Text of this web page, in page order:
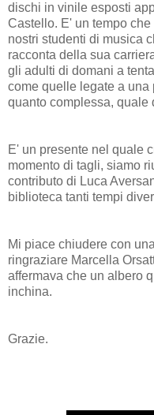
dischi in vinile esposti
Castello. E' un tempo
nostri studenti di musica
racconta della sua
gli adulti di domani a
come quelle legate a una
quanto complessa, quale
E' un presente nel quale
momento di tagli, siamo
contributo di Luca
biblioteca tanti tempi
Mi piace chiudere con
ringraziare Marcella
affermava che un albero
inchina.
Grazie.